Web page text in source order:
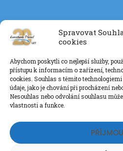
Spravovat
cookies
Abychom poskytli co nejlepší služby,
přístupu k informacím o zařízení,
cookies. Souhlas s těmito
údaje, jako je chování při procházení
Nesouhlas nebo odvolání souhlasu
vlastnosti a funkce.
+420 777